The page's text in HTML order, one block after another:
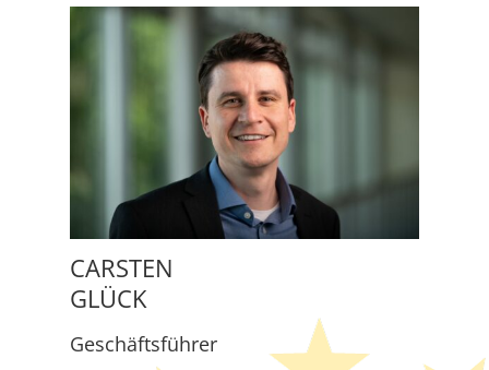
CARSTEN
GLÜCK
Geschäftsführer